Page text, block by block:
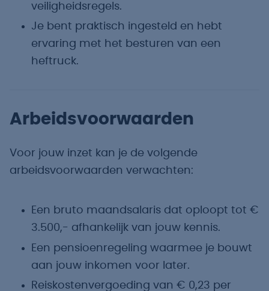
veiligheidsregels.
Je bent praktisch ingesteld en hebt
ervaring met het besturen van een
heftruck.
Arbeidsvoorwaarden
Voor jouw inzet kan je de volgende
arbeidsvoorwaarden verwachten:
Een bruto maandsalaris dat oploopt tot €
3.500,- afhankelijk van jouw kennis.
Een pensioenregeling waarmee je bouwt
aan jouw inkomen voor later.
Reiskostenvergoeding van € 0,23 per